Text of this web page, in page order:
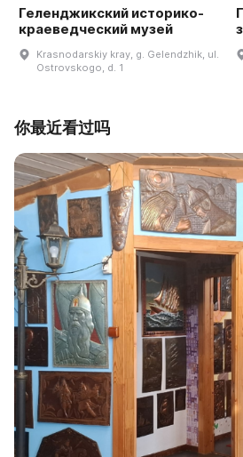
Геленджикский историко-
краеведческий музей
Krasnodarskiy kray, g. Gelendzhik, ul.
Ostrovskogo, d. 1
你最近看过吗